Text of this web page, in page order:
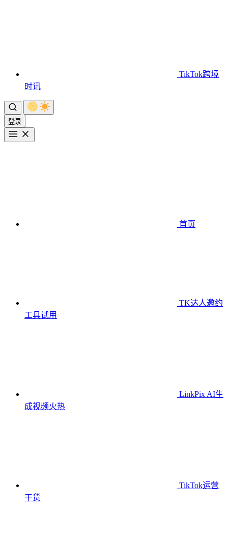
TikTok跨境
时讯
登录
首页
TK达人邀约
工具试用
LinkPix AI生
成视频火热
TikTok运营
干货